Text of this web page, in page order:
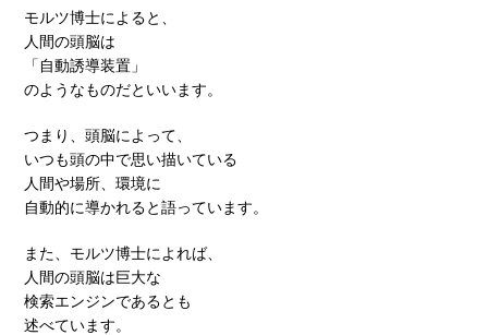
モルツ博士によると、
人間の頭脳は
「自動誘導装置」
のようなものだといいます。
つまり、頭脳によって、
いつも頭の中で思い描いている
人間や場所、環境に
自動的に導かれると語っています。
また、モルツ博士によれば、
人間の頭脳は巨大な
検索エンジンであるとも
述べています。